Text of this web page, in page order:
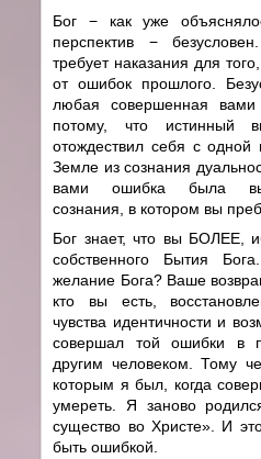
Бог − как уже
перспектив −
требует наказания для
от ошибок прошлого.
любая совершенная
потому, что истинный
отождествил себя с
Земле из сознания
вами ошибка была
сознания, в котором вы
Бог знает, что вы БОЛЕЕ,
собственного Бытия
желание Бога? Ваше
кто вы есть,
чувства идентичности и
совершал той ошибки в
другим человеком. Тому
которым я был, когда
умереть. Я заново
существо во Христе». И
быть ошибкой.